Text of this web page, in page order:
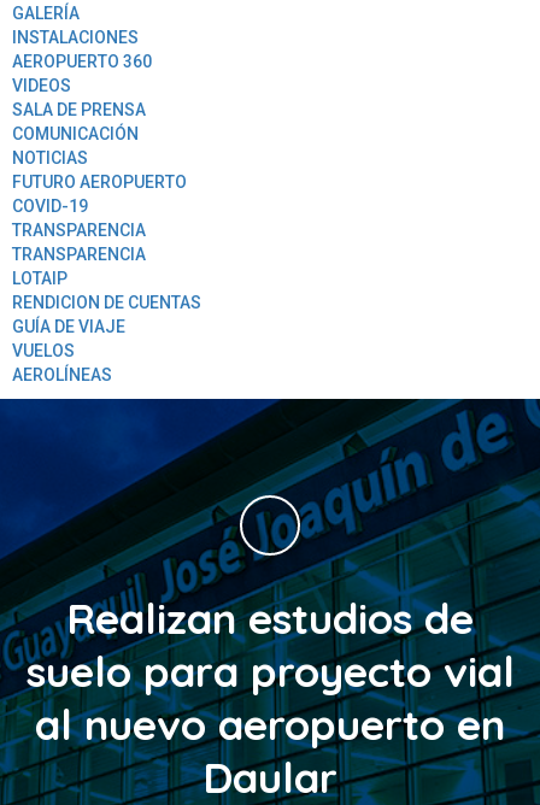
GALERÍA
INSTALACIONES
AEROPUERTO 360
VIDEOS
SALA DE PRENSA
COMUNICACIÓN
NOTICIAS
FUTURO AEROPUERTO
COVID-19
TRANSPARENCIA
TRANSPARENCIA
LOTAIP
RENDICION DE CUENTAS
GUÍA DE VIAJE
VUELOS
AEROLÍNEAS
Realizan estudios de
suelo para proyecto vial
al nuevo aeropuerto en
Daular